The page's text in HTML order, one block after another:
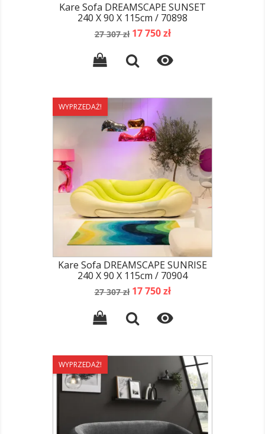
Kare Sofa DREAMSCAPE SUNSET
240 X 90 X 115cm / 70898
Cena
27 307 zł Cena
17 750 zł

WYPRZEDAŻ!
Kare Sofa DREAMSCAPE SUNRISE
240 X 90 X 115cm / 70904
Cena
27 307 zł Cena
17 750 zł

WYPRZEDAŻ!